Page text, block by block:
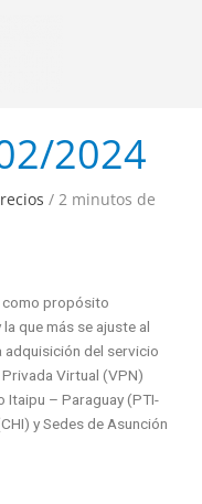
2024
/ 2 minutos de
como propósito
que más se ajuste al
adquisición del servicio
Virtual (VPN)
Itaipu – Paraguay (PTI-
y Sedes de Asunción